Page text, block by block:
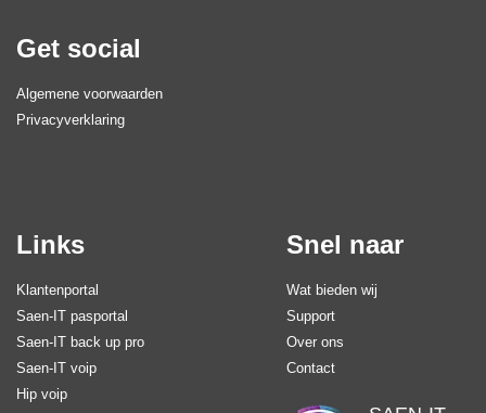
Get social
Algemene voorwaarden
Privacyverklaring
Links
Klantenportal
Saen-IT pasportal
Saen-IT back up pro
Saen-IT voip
Hip voip
Snel naar
Wat bieden wij
Support
Over ons
Contact